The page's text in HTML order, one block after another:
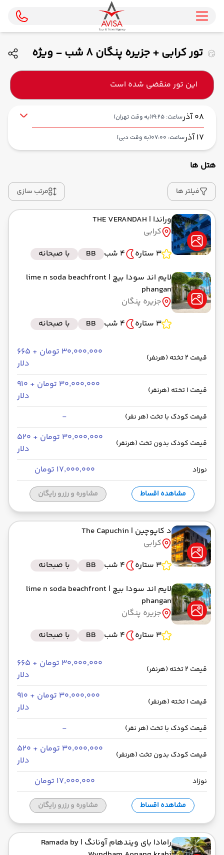
تور کرابی + جزیره پنگان 8 شب - ویژه
دی و بهمن ماه 1404 ( فلای دبی )
این تور منقضی شده است
08 آذر ساعت: 19:25 (به وقت تهران)
17 آذر ساعت: 07:00 (به وقت دبی)
حرکت از مبدا: 19:25
به فرودگاه بین‌المللی دبی DXB
رسیدن به مقصد : 22:10
فلای دبی -Economy
مدت سفر: 02:30
از فرودگاه بین‌المللی دبی DXB
حرکت از مبدا: 01:40
فلای دبی -Economy
حرکت از مبدا: 00:00
به سورات تانی
رسیدن به مقصد : 00:00
bus
از سورات تانی
حرکت از مبدا: 00:00
به جزیره پنگان
کشتیمدت سفر: 02:00
از جزیره پنگان
حرکت از مبدا: 00:00
به سورات تانی
رسیدن به مقصد : 00:00
کشتی مدت سفر: 02:00
از سورات تانی
حرکت از مبدا: 00:00
رسیدن به مقصد : 00:00
مدت سفر: 01:30
هتل ها
فیلتر ها مرتب سازی
وراندا | THE VERANDAH
کرابی
3 ستاره
4 شب BB
با صبحانه
لایم اند سودا بیچ | lime n soda beachfront
phangan
جزیره پنگان
3 ستاره
4 شب BB با صبحانه
قیمت 2 تخته (هرنفر)
۳۰٬۰۰۰٬۰۰۰ تومان + ۶۶۵
دلار
قیمت 1 تخته (هرنفر)
۳۰٬۰۰۰٬۰۰۰ تومان + ۹۱۰
دلار
قیمت کودک با تخت (هر نفر) -
قیمت کودک بدون تخت (هرنفر)
۳۰٬۰۰۰٬۰۰۰ تومان + ۵۲۰
دلار
نوزاد ۱۷٬۰۰۰٬۰۰۰ تومان
مشاهده اقساط مشاوره و رزرو رایگان
د کاپوچین | The Capuchin
کرابی
3 ستاره
4 شب BB
با صبحانه
لایم اند سودا بیچ | lime n soda beachfront
phangan
جزیره پنگان
3 ستاره
4 شب BB با صبحانه
قیمت 2 تخته (هرنفر)
۳۰٬۰۰۰٬۰۰۰ تومان + ۶۶۵
دلار
قیمت 1 تخته (هرنفر)
۳۰٬۰۰۰٬۰۰۰ تومان + ۹۱۰
دلار
قیمت کودک با تخت (هر نفر) -
قیمت کودک بدون تخت (هرنفر)
۳۰٬۰۰۰٬۰۰۰ تومان + ۵۲۰
دلار
نوزاد ۱۷٬۰۰۰٬۰۰۰ تومان
مشاهده اقساط مشاوره و رزرو رایگان
رامادا بای ویندهام آونانگ | Ramada by